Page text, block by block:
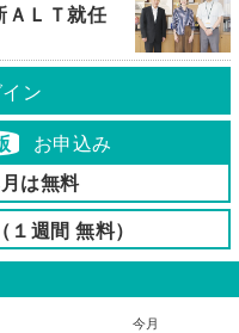
ＡＬＴ就任
ン
お申込み
は無料
週間 無料）
今月